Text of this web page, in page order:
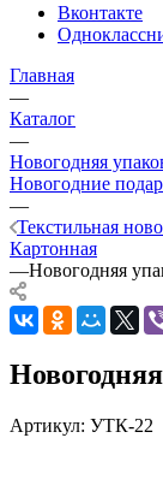
Вконтакте
Главная
—
Каталог
—
Новогодняя
Новогодние
—
Текстильная
Картонная
—Новогодняя
Артикул: УТК-22